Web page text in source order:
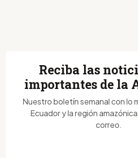
Reciba las
importantes de la
Nuestro boletín semanal con lo
Ecuador y la región
correo.